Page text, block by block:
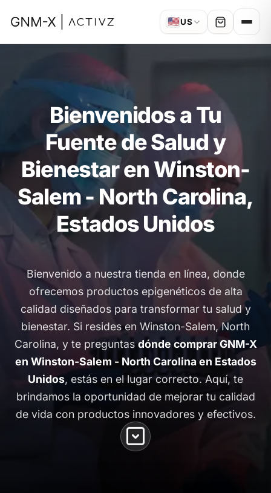
🇺🇸US
Bienvenidos a Tu
Fuente de Salud y
Bienestar en Winston-
Salem - North Carolina,
Estados Unidos
Bienvenido a nuestra tienda en línea, donde
ofrecemos productos epigenéticos de alta
calidad diseñados para transformar tu salud y
bienestar. Si resides en Winston-Salem, North
Carolina, y te preguntasdónde comprar GNM-X
en Winston-Salem - North Carolina en Estados
Unidos, estás en el lugar correcto. Aquí, te
brindamos la oportunidad de mejorar tu calidad
de vida con productos innovadores y efectivos.